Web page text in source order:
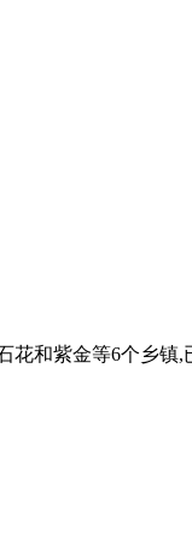
和紫金等6个乡镇